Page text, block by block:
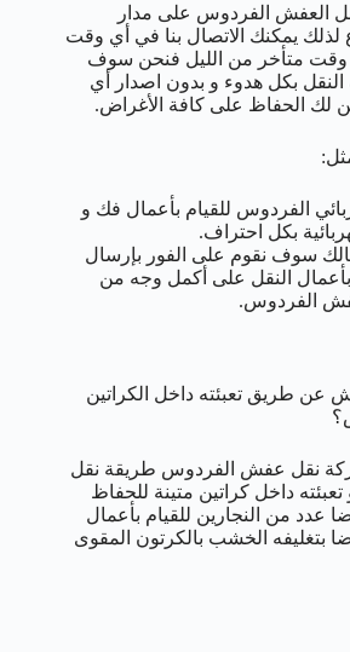
العفش الفردوس على مدار
لذلك يمكنك الاتصال بنا في أي وقت
متأخر من الليل فنحن سوف
بكل هدوء و بدون اصدار أي
لك الحفاظ على كافة الأغراض.
الفردوس للقيام بأعمال فك و
بكل احتراف.
سوف نقوم على الفور بإرسال
النقل على أكمل وجه من
الفردوس.
طريق تعبئته داخل الكراتين
نقل عفش الفردوس طريقة نقل
داخل كراتين متينة للحفاظ
عدد من النجارين للقيام بأعمال
بتغليفه الخشب بالكرتون المقوى